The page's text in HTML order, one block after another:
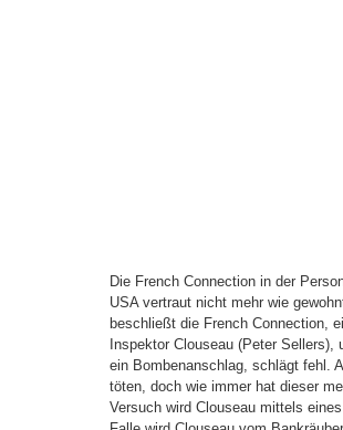
Die French Connection in der
USA vertraut nicht mehr wie
beschließt die French Connection,
Inspektor Clouseau (Peter Sellers),
ein Bombenanschlag, schlägt fehl.
töten, doch wie immer hat dieser
Versuch wird Clouseau mittels